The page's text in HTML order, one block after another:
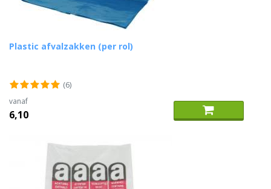
Plastic afvalzakken (per rol)
(6)
vanaf
6,10